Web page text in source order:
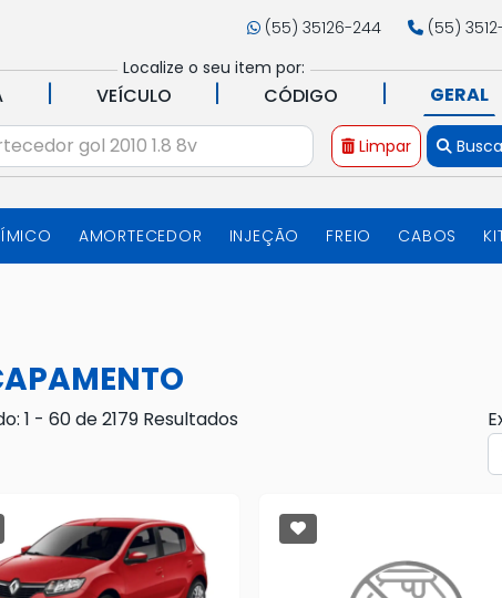
(55) 35126-244 (55)
Localize o seu item por:
| VEÍCULO | CÓDIGO | GERAL
Limpar
AMORTECEDOR INJEÇÃO FREIO CABOS
1 - 60 de 2179 Resultados